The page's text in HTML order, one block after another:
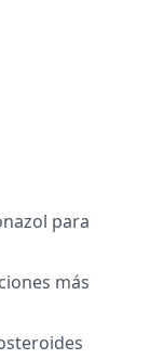
para
más